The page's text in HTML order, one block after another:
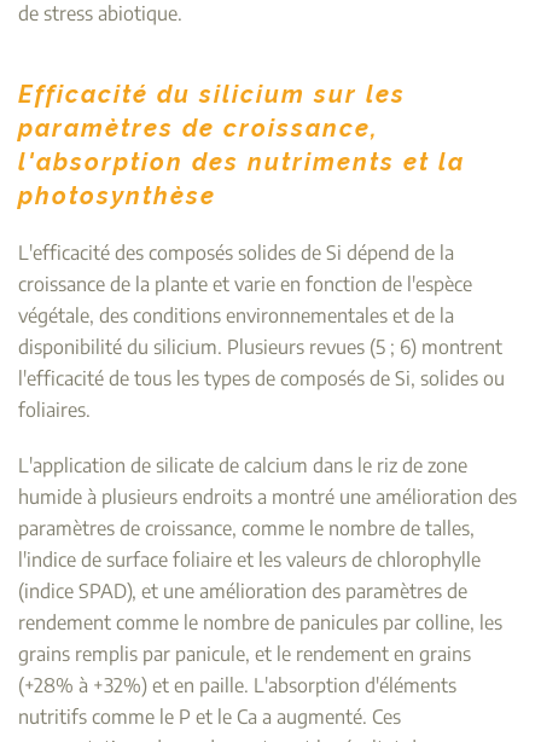
de stress abiotique.
Efficacité du silicium sur les
paramètres de croissance,
l'absorption des nutriments et la
photosynthèse
L'efficacité des composés solides de Si dépend de la
croissance de la plante et varie en fonction de l'espèce
végétale, des conditions environnementales et de la
disponibilité du silicium. Plusieurs revues (5 ; 6) montrent
l'efficacité de tous les types de composés de Si, solides ou
foliaires.
L'application de silicate de calcium dans le riz de zone
humide à plusieurs endroits a montré une amélioration des
paramètres de croissance, comme le nombre de talles,
l'indice de surface foliaire et les valeurs de chlorophylle
(indice SPAD), et une amélioration des paramètres de
rendement comme le nombre de panicules par colline, les
grains remplis par panicule, et le rendement en grains
(+28% à +32%) et en paille. L'absorption d'éléments
nutritifs comme le P et le Ca a augmenté. Ces